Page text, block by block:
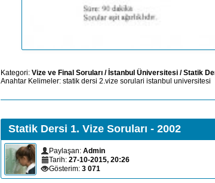
Kategori: Vize ve Final Soruları /İstanbul Üniversitesi /Statik
Anahtar Kelimeler: statik dersi 2.vize sorulari istanbul universitesi
Statik Dersi 1. Vize Soruları - 2002
Paylaşan: Admin
Tarih: 27-10-2015, 20:26
Gösterim: 3 071